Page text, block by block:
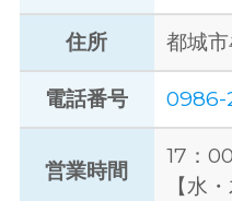
住所 都城
電話番号 0986-
営業時間
17：
【水